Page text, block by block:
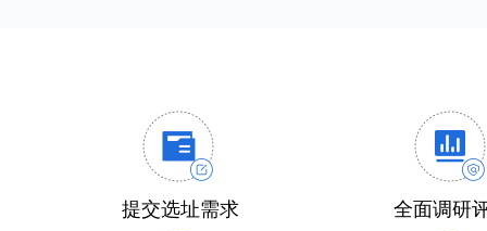
提交选址需求 全面调研